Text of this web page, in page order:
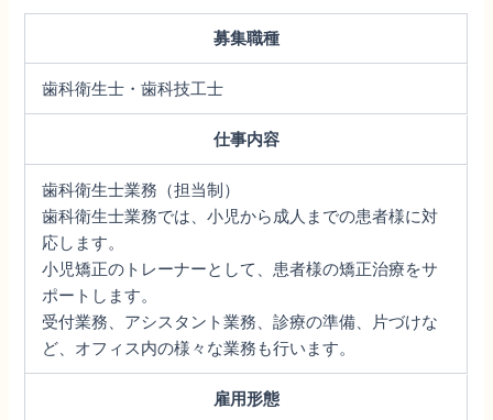
募集職種
歯科衛生士・歯科技工士
仕事内容
歯科衛生士業務（担当制）
歯科衛生士業務では、小児から成人までの患者様に対
応します。
小児矯正のトレーナーとして、患者様の矯正治療をサ
ポートします。
受付業務、アシスタント業務、診療の準備、片づけな
ど、オフィス内の様々な業務も行います。
雇用形態